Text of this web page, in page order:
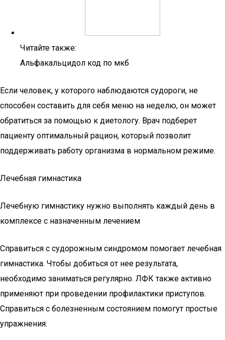
Читайте также:
Альфакальцидол код по мкб
Если человек, у которого наблюдаются судороги, не
способен составить для себя меню на неделю, он может
обратиться за помощью к диетологу. Врач подберет
пациенту оптимальный рацион, который позволит
поддерживать работу организма в нормальном режиме.
Лечебная гимнастика
Лечебную гимнастику нужно выполнять каждый день в
комплексе с назначенным лечением
Справиться с судорожным синдромом помогает лечебная
гимнастика. Чтобы добиться от нее результата,
необходимо заниматься регулярно. ЛФК также активно
применяют при проведении профилактики приступов.
Справиться с болезненным состоянием помогут простые
упражнения: